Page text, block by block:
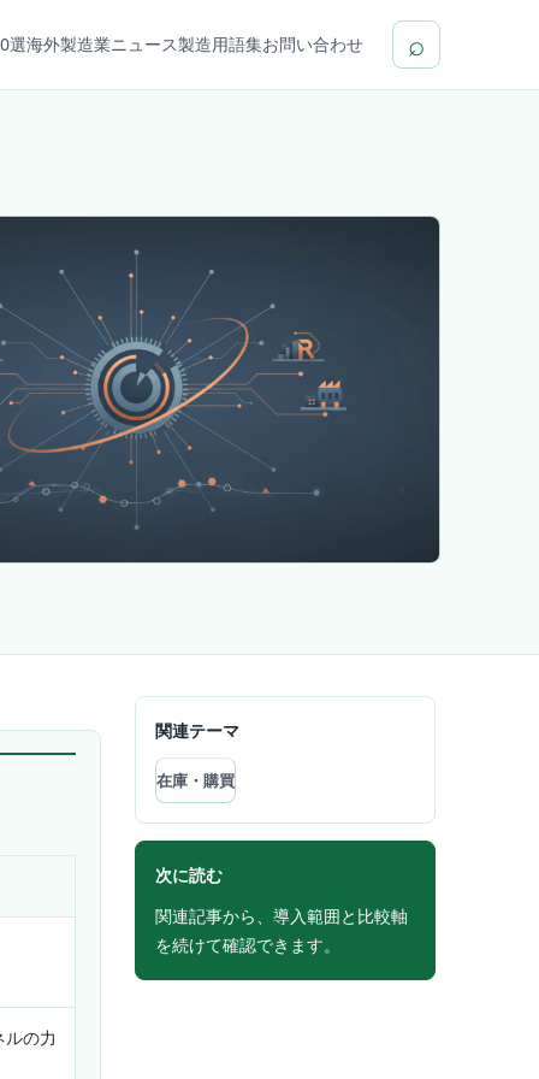
選海外製造業ニュース製造用語集お問い合わせ ⌕
の力
関連テーマ
在庫・購買
次に読む
関連記事から、導入範囲と比較軸
を続けて確認できます。